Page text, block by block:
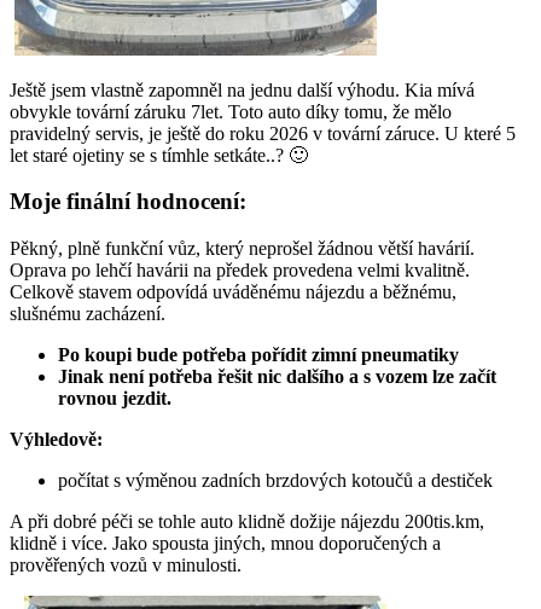
Ještě jsem vlastně zapomněl na jednu další výhodu. Kia mívá
obvykle tovární záruku 7let. Toto auto díky tomu, že mělo
pravidelný servis, je ještě do roku 2026 v tovární záruce. U které 5
let staré ojetiny se s tímhle setkáte..? 🙂
Moje finální hodnocení:
Pěkný, plně funkční vůz, který neprošel žádnou větší havárií.
Oprava po lehčí havárii na předek provedena velmi kvalitně.
Celkově stavem odpovídá uváděnému nájezdu a běžnému,
slušnému zacházení.
Po koupi bude potřeba pořídit zimní pneumatiky
Jinak není potřeba řešit nic dalšího a s vozem lze začít
rovnou jezdit.
Výhledově:
počítat s výměnou zadních brzdových kotoučů a destiček
A při dobré péči se tohle auto klidně dožije nájezdu 200tis.km,
klidně i více. Jako spousta jiných, mnou doporučených a
prověřených vozů v minulosti.